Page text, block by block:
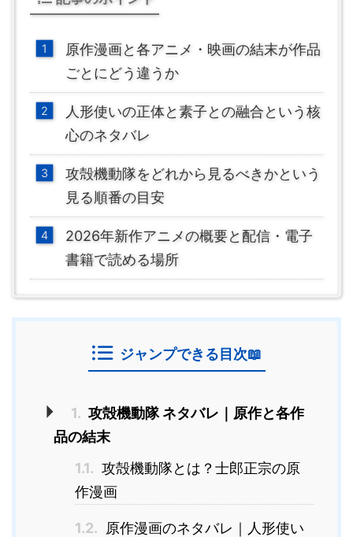
原作漫画と各アニメ・映画の結末が作品
ごとにどう違うか
人形使いの正体と素子との融合という核
心のネタバレ
攻殻機動隊をどれから見るべきかという
見る順番の目安
2026年新作アニメの概要と配信・電子
書籍で読める場所
ジャンプできる目次📖
1. 攻殻機動隊 ネタバレ｜原作と各作
品の結末
1.1. 攻殻機動隊とは？士郎正宗の原
作漫画
1.2.
原作漫画のネタバレ｜人形使い